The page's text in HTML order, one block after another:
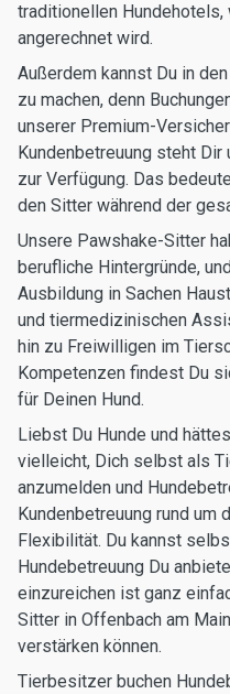
traditionellen Hundehotels,
angerechnet wird.
Außerdem kannst Du in
zu machen, denn
unserer Premium-
Kundenbetreuung steht Dir
zur Verfügung. Das
den Sitter während der
Unsere Pawshake-Sitter
berufliche Hintergründe,
Ausbildung in Sachen
und tiermedizinischen
hin zu Freiwilligen im
Kompetenzen findest Du
für Deinen Hund.
Liebst Du Hunde und
vielleicht, Dich selbst als
anzumelden und
Kundenbetreuung rund um
Flexibilität. Du kannst
Hundebetreuung Du
einzureichen ist ganz
Sitter in Offenbach am
verstärken können.
Tierbesitzer buchen